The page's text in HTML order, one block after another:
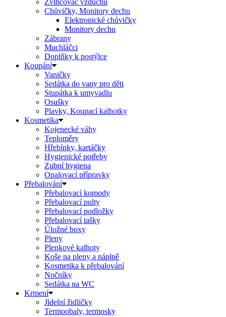
Chůvičky, Monitory dechu
Elektronické chůvičky
Monitory dechu
Zábrany
Muchláčci
Doplňky k postýlce
Koupání
Vaničky
Sedátka do vany pro děti
Stupátka k umyvadlu
Osušky
Plavky, Koupací kalhotky
Kosmetika
Kojenecké váhy
Teploměry
Hřebínky, kartáčky
Hygienické potřeby
Zubní hygiena
Opalovací přípravky
Přebalování
Přebalovací komody
Přebalovací pulty
Přebalovací podložky
Přebalovací tašky
Úložné boxy
Pleny
Plenkové kalhoty
Koše na pleny a náplně
Kosmetika k přebalování
Nočníky
Sedátka na WC
Krmení
Jídelní židličky
Termoobaly, termosky